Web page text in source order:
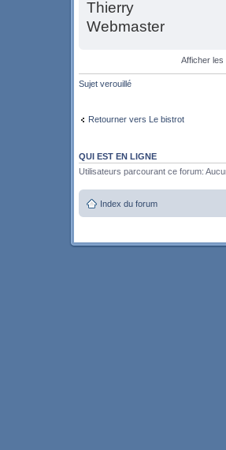
Thierry
Webmaster
Afficher les
Sujet verouillé
Retourner vers Le bistrot
QUI EST EN LIGNE
Utilisateurs parcourant ce forum:
Index du forum